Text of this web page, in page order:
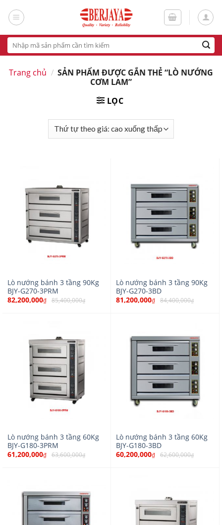
Tìm
kiếm:
Trang chủ / SẢN PHẨM ĐƯỢC GẮN THẺ “LÒ NƯỚNG
CƠM LAM”
LỌC
Lò nướng bánh 3 tầng 90Kg
BJY-G270-3PRM
82,200,000₫ 85,400,000₫
Lò nướng bánh 3 tầng 90Kg
BJY-G270-3BD
81,200,000₫ 84,400,000₫
Lò nướng bánh 3 tầng 60Kg
BJY-G180-3PRM
61,200,000₫ 63,600,000₫
Lò nướng bánh 3 tầng 60Kg
BJY-G180-3BD
60,200,000₫ 62,600,000₫